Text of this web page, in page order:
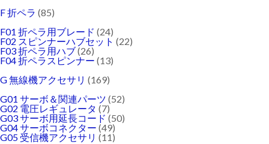
F 折ペラ (85)
F01 折ペラ用ブレード (24)
F02 スピンナーハブセット (22)
F03 折ペラ用ハブ(26)
F04 折ペラスピンナー (13)
G 無線機アクセサリ (169)
G01 サーボ＆関連パーツ (52)
G02 電圧レギュレータ (7)
G03 サーボ用延長コード (50)
G04 サーボコネクター (49)
G05 受信機アクセサリ (11)